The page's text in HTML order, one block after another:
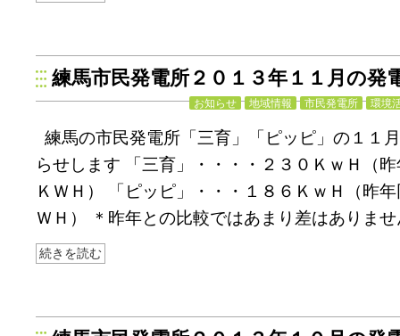
練馬市民発電所２０１３年１１月の発
お知らせ 地域情報 市民発電所 環境
練馬の市民発電所「三育」「ピッピ」の１１
らせします 「三育」・・・・２３０ＫｗＨ（
ＫＷＨ） 「ピッピ」・・・１８６ＫｗＨ（昨
ＷＨ） ＊昨年との比較ではあまり差はありま
続きを読む